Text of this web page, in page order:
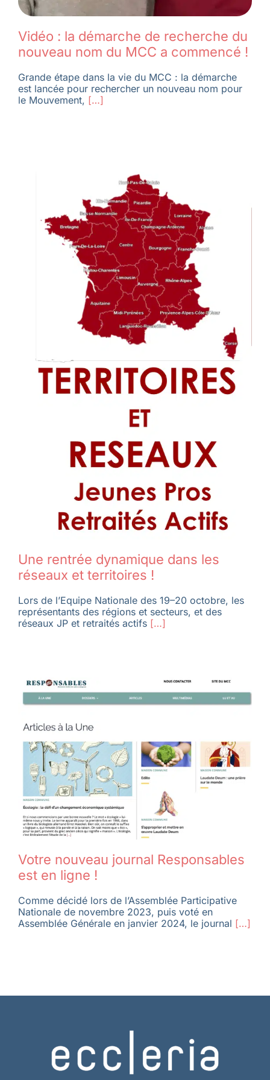
Vidéo : la démarche de recherche du
nouveau nom du MCC a commencé !
Grande étape dans la vie du MCC : la démarche
est lancée pour rechercher un nouveau nom pour
le Mouvement, […]
Une rentrée dynamique dans les
réseaux et territoires !
Lors de l’Equipe Nationale des 19–20 octobre, les
représentants des régions et secteurs, et des
réseaux JP et retraités actifs[…]
Votre nouveau journal Responsables
est en ligne !
Comme décidé lors de l’Assemblée Participative
Nationale de novembre 2023, puis voté en
Assemblée Générale en janvier 2024, le journal […]